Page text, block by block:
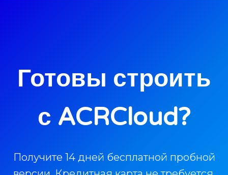
Готовы строить
с ACRCloud?
Получите 14 дней бесплатной пробной